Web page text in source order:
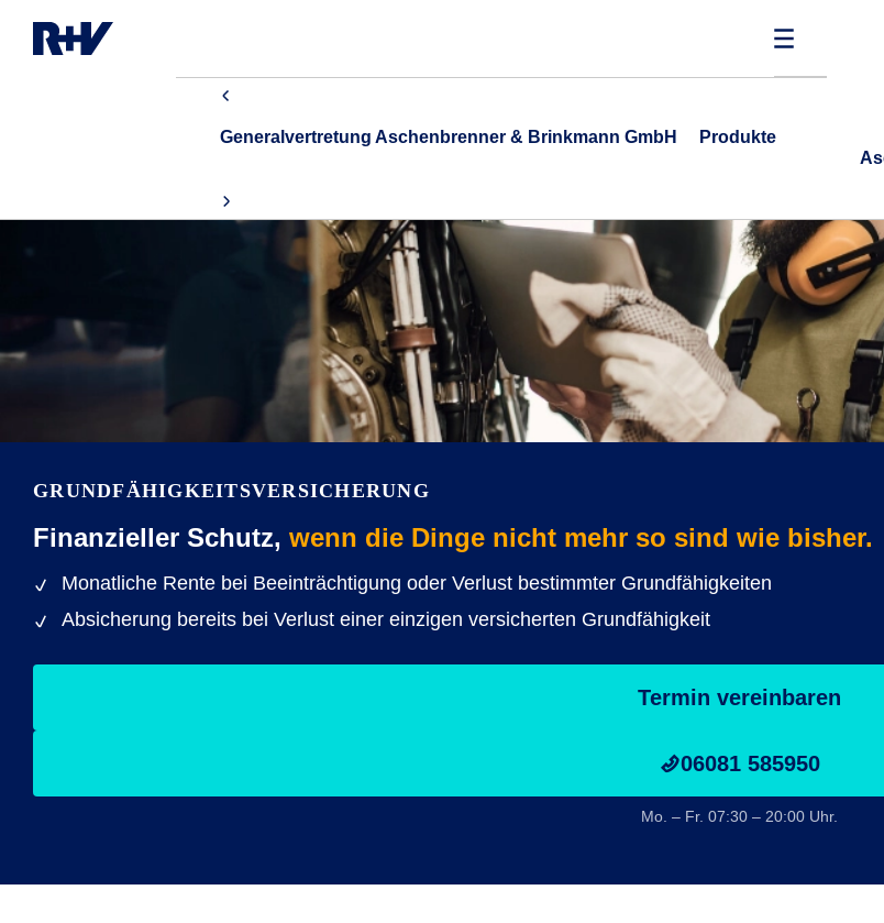
Generalvertretung Aschenbrenner & Brinkmann GmbH Produkte
GRUNDFÄHIGKEITSVERSICHERUNG
Finanzieller Schutz, wenn die Dinge nicht mehr so sind wie bisher.
Monatliche Rente bei Beeinträchtigung oder Verlust bestimmter Grundfähigkeiten
Absicherung bereits bei Verlust einer einzigen versicherten Grundfähigkeit
Termin vereinbaren
06081 585950
Mo. – Fr. 07:30 – 20:00 Uhr.